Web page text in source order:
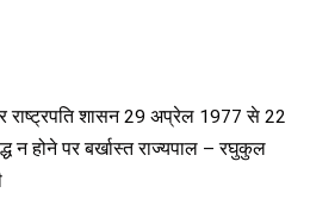
राष्ट्रपति शासन 29 अप्रेल 1977 से 22
होने पर बर्खास्त राज्यपाल – रघुकुल